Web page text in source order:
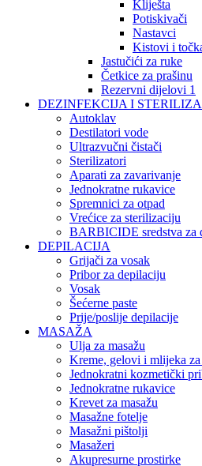
Kliješta
Potiskivači
Nastavci
Kistovi i
Jastučići za ruke
Četkice za prašinu
Rezervni dijelovi 1
DEZINFEKCIJA I
Autoklav
Destilatori vode
Ultrazvučni čistači
Sterilizatori
Aparati za zavarivanje
Jednokratne rukavice
Spremnici za otpad
Vrećice za sterilizaciju
BARBICIDE sredstva za
DEPILACIJA
Grijači za vosak
Pribor za depilaciju
Vosak
Šećerne paste
Prije/poslije depilacije
MASAŽA
Ulja za masažu
Kreme, gelovi i mlijeka za
Jednokratni kozmetički
Jednokratne rukavice
Krevet za masažu
Masažne fotelje
Masažni pištolji
Masažeri
Akupresurne prostirke